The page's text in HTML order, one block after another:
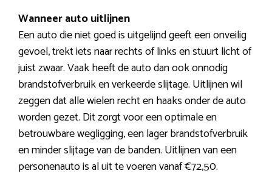
Wanneer auto uitlijnen
Een auto die niet goed is uitgelijnd geeft een onveilig
gevoel, trekt iets naar rechts of links en stuurt licht of
juist zwaar. Vaak heeft de auto dan ook onnodig
brandstofverbruik en verkeerde slijtage. Uitlijnen wil
zeggen dat alle wielen recht en haaks onder de auto
worden gezet. Dit zorgt voor een optimale en
betrouwbare wegligging, een lager brandstofverbruik
en minder slijtage van de banden. Uitlijnen van een
personenauto is al uit te voeren vanaf €72,50.